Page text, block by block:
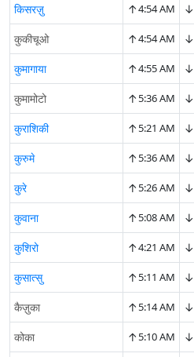
किसरज़ु ↑4:54 AM ↓
कुकीचूओ ↑4:54 AM ↓
कुमागाया ↑4:55 AM ↓
कुमामोटो ↑5:36 AM ↓
कुराशिकी ↑5:21 AM ↓
कुरुमे ↑5:36 AM ↓
कुरे ↑5:26 AM ↓
कुवाना ↑5:08 AM ↓
कुशिरो ↑4:21 AM ↓
कुसात्सु ↑5:11 AM ↓
कैज़ुका ↑5:14 AM ↓
कोका ↑5:10 AM ↓